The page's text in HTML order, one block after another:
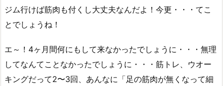
ジム行けば筋肉も付くし大丈夫なんだよ！今更・・・てこ
とでしょうね！
エ～！4ヶ月間何にもして来なかったでしょうに・・・無理
してなんてことなかったでしょうに・・・筋トレ、ウオー
キングだって2〜3回、あんなに「足の筋肉が無くなって細